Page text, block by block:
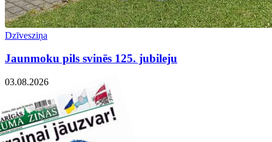
Dzīvesziņa
Jaunmoku pils svinēs 125. jubileju
03.08.2026